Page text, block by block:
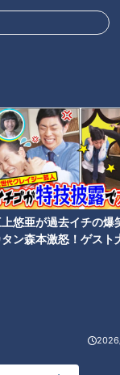
上悠亜が過去イチの爆
タン森本激怒！ゲスト
”について立浪和義
しっかりやらせて
ちゃん、その明る
ズの救世主となる